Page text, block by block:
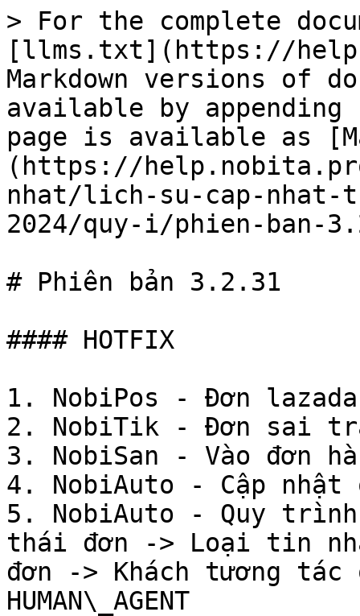
> For the complete
[llms.txt](https://
Markdown versions of
available by
page is available as
(https://
nhat/lich-su-cap-nhat-
2024/quy-i/phien-ban-
# Phiên bản 3.2.31
#### HOTFIX
1. NobiPos - Đơn
2. NobiTik - Đơn sai
3. NobiSan - Vào đơn
4. NobiAuto - Cập
5. NobiAuto - Quy
thái đơn -> Loại tin
đơn -> Khách tương
HUMAN\_AGENT